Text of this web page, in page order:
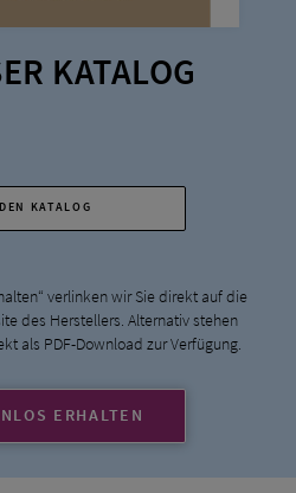
KATALOG
KATALOG
verlinken wir Sie direkt auf die
des Herstellers. Alternativ stehen
als PDF-Download zur Verfügung.
ERHALTEN